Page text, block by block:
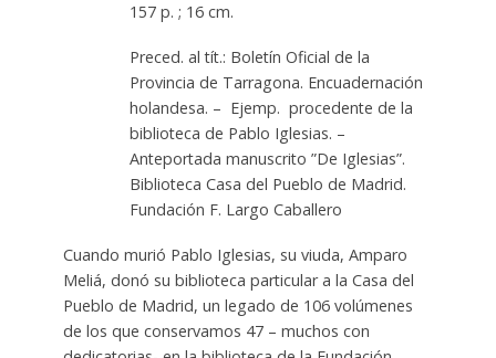
157 p. ; 16 cm.
Preced. al tít.: Boletín Oficial de la
Provincia de Tarragona. Encuadernación
holandesa. – Ejemp. procedente de la
biblioteca de Pablo Iglesias. –
Anteportada manuscrito ”De Iglesias”.
Biblioteca Casa del Pueblo de Madrid.
Fundación F. Largo Caballero
Cuando murió Pablo Iglesias, su viuda, Amparo
Meliá, donó su biblioteca particular a la Casa del
Pueblo de Madrid, un legado de 106 volúmenes
de los que conservamos 47 – muchos con